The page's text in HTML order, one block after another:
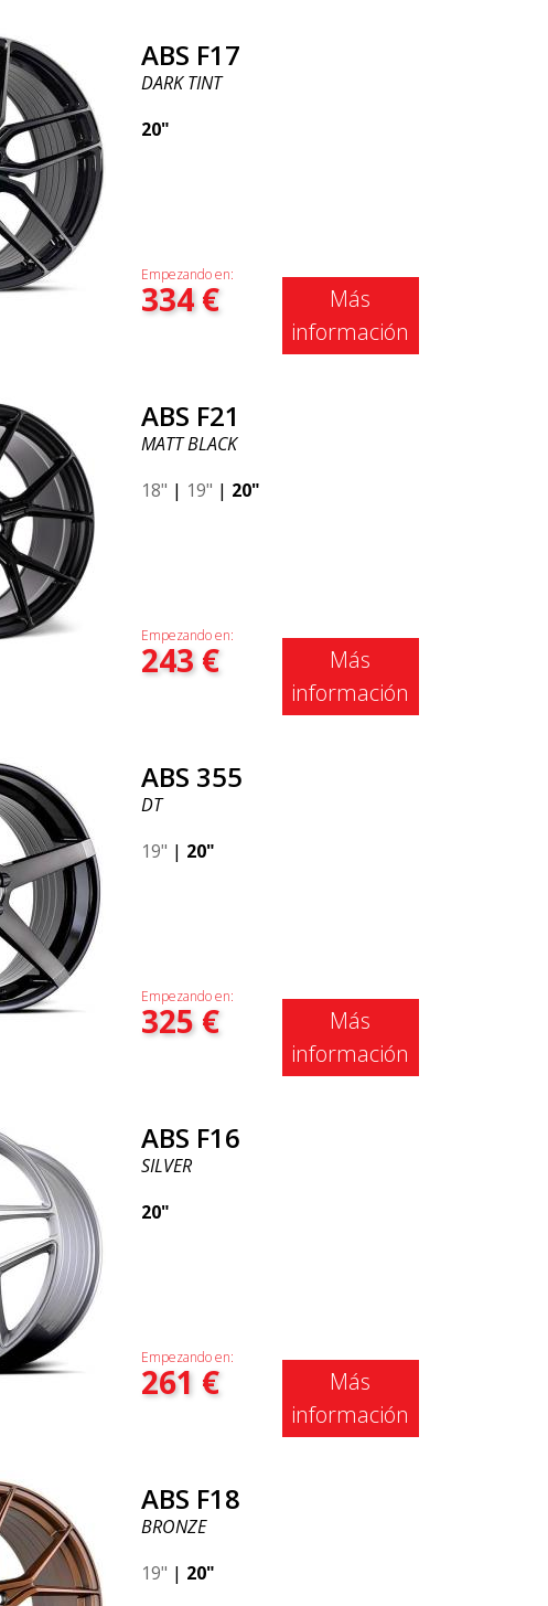
ABS F17
DARK TINT
20"
Empezando en:
334€
Más
información
ABS F21
MATT BLACK
18" | 19" | 20"
Empezando en:
243€
Más
información
ABS 355
DT
19" | 20"
Empezando en:
325€
Más
información
ABS F16
SILVER
20"
Empezando en:
261 €
Más
información
ABS F18
BRONZE
19" | 20"